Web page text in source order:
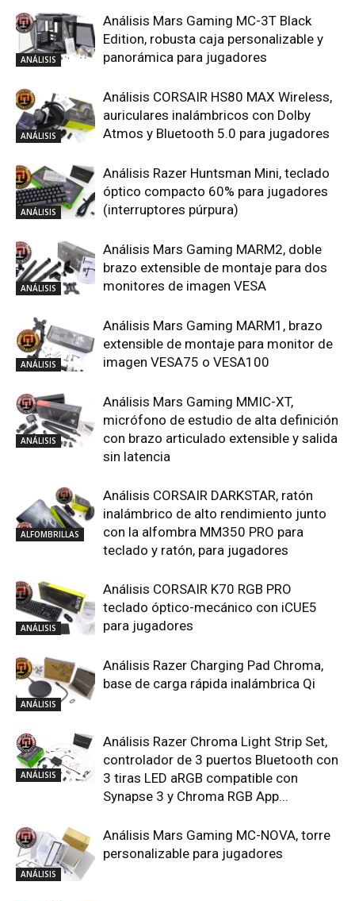
ANÁLISIS
Análisis Mars Gaming MC-3T Black
Edition, robusta caja personalizable y
panorámica para jugadores
ANÁLISIS
Análisis CORSAIR HS80 MAX Wireless,
auriculares inalámbricos con Dolby
Atmos y Bluetooth 5.0 para jugadores
ANÁLISIS
Análisis Razer Huntsman Mini, teclado
óptico compacto 60% para jugadores
(interruptores púrpura)
ANÁLISIS
Análisis Mars Gaming MARM2, doble
brazo extensible de montaje para dos
monitores de imagen VESA
ANÁLISIS
Análisis Mars Gaming MARM1, brazo
extensible de montaje para monitor de
imagen VESA75 o VESA100
ANÁLISIS
Análisis Mars Gaming MMIC-XT,
micrófono de estudio de alta definición
con brazo articulado extensible y salida
sin latencia
ALFOMBRILLAS
Análisis CORSAIR DARKSTAR, ratón
inalámbrico de alto rendimiento junto
con la alfombra MM350 PRO para
teclado y ratón, para jugadores
ANÁLISIS
Análisis CORSAIR K70 RGB PRO
teclado óptico-mecánico con iCUE5
para jugadores
ANÁLISIS
Análisis Razer Charging Pad Chroma,
base de carga rápida inalámbrica Qi
ANÁLISIS
Análisis Razer Chroma Light Strip Set,
controlador de 3 puertos Bluetooth con
3 tiras LED aRGB compatible con
Synapse 3 y Chroma RGB App...
ANÁLISIS
Análisis Mars Gaming MC-NOVA, torre
personalizable para jugadores